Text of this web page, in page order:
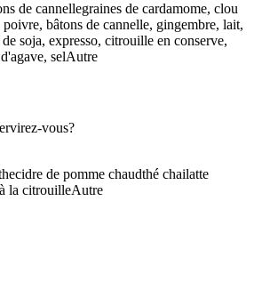
de cannellegraines de cardamome, clou
bâtons de cannelle, gingembre, lait,
soja, expresso, citrouille en conserve,
selAutre
vous?
cidre de pomme chaudthé chailatte
la citrouilleAutre